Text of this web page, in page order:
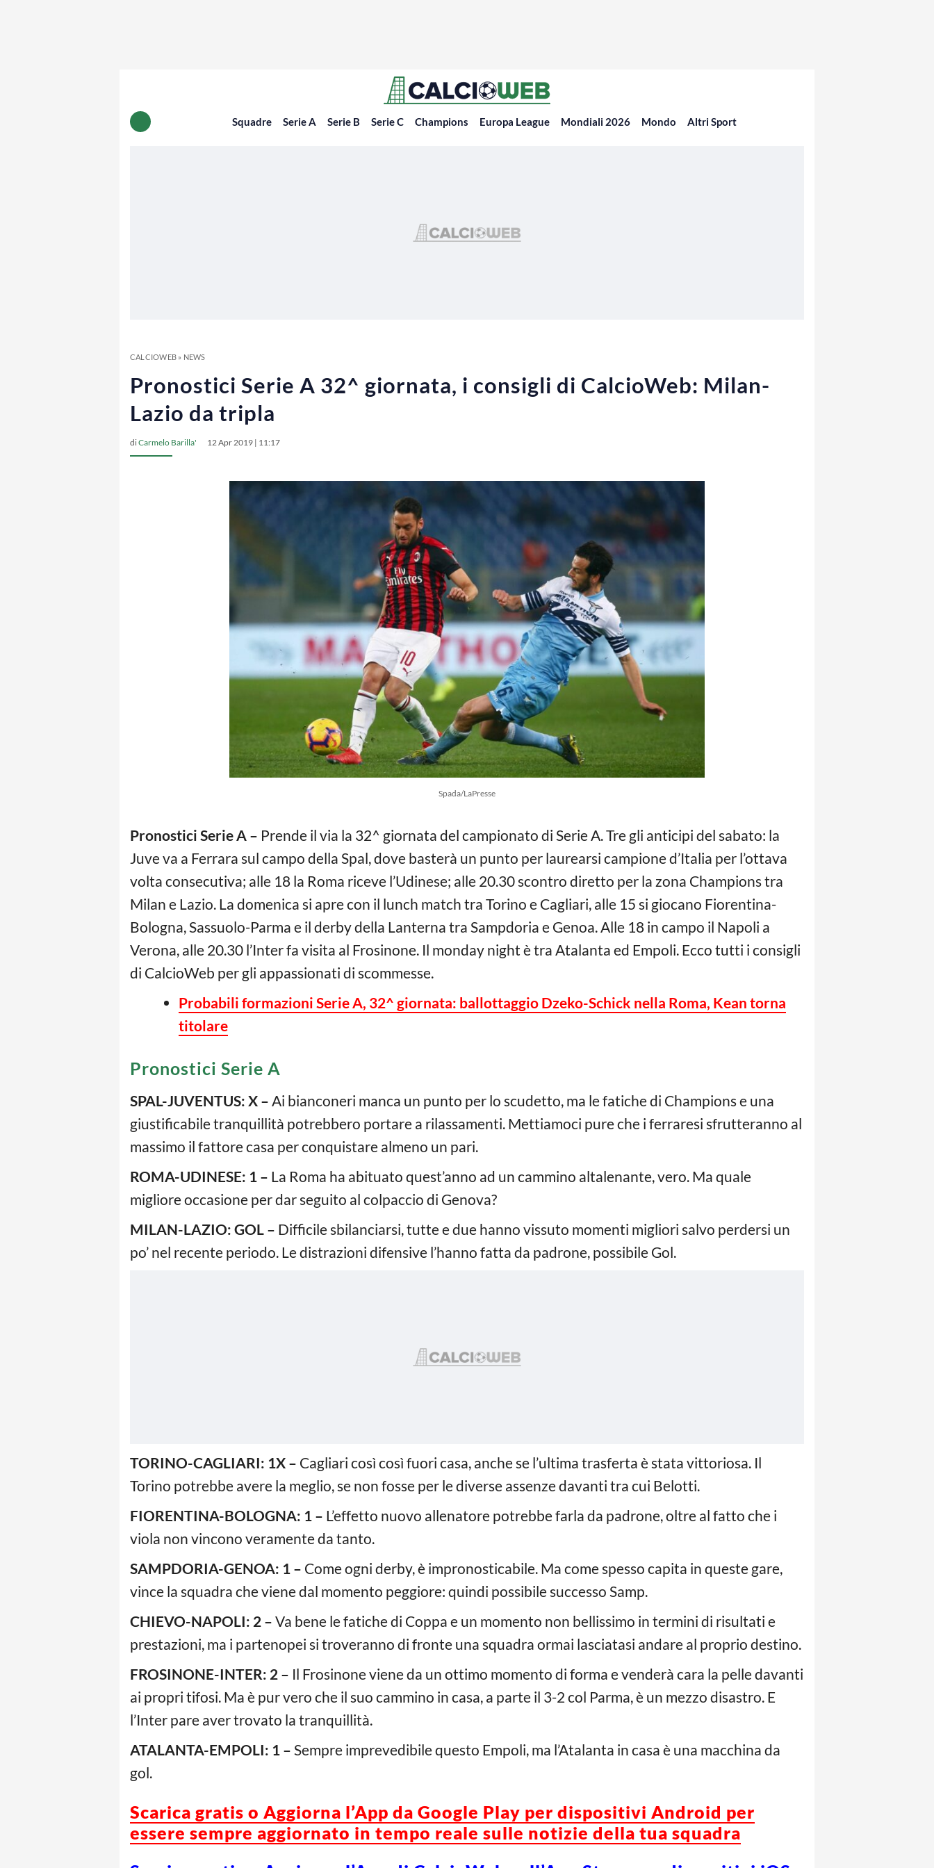
Squadre Serie A Serie B Serie C Champions Europa League Mondiali 2026 Mondo Altri Sport
CALCIOWEB» NEWS
Pronostici Serie A 32^ giornata, i consigli di CalcioWeb: Milan-
Lazio da tripla
diCarmelo Barilla' 12 Apr 2019 | 11:17
Spada/LaPresse
Pronostici Serie A – Prende il via la 32^ giornata del campionato di Serie A. Tre gli anticipi del sabato: la
Juve va a Ferrara sul campo della Spal, dove basterà un punto per laurearsi campione d’Italia per l’ottava
volta consecutiva; alle 18 la Roma riceve l’Udinese; alle 20.30 scontro diretto per la zona Champions tra
Milan e Lazio. La domenica si apre con il lunch match tra Torino e Cagliari, alle 15 si giocano Fiorentina-
Bologna, Sassuolo-Parma e il derby della Lanterna tra Sampdoria e Genoa. Alle 18 in campo il Napoli a
Verona, alle 20.30 l’Inter fa visita al Frosinone. Il monday night è tra Atalanta ed Empoli. Ecco tutti i consigli
di CalcioWeb per gli appassionati di scommesse.
Probabili formazioni Serie A, 32^ giornata: ballottaggio Dzeko-Schick nella Roma, Kean torna
titolare
Pronostici Serie A
SPAL-JUVENTUS: X – Ai bianconeri manca un punto per lo scudetto, ma le fatiche di Champions e una
giustificabile tranquillità potrebbero portare a rilassamenti. Mettiamoci pure che i ferraresi sfrutteranno al
massimo il fattore casa per conquistare almeno un pari.
ROMA-UDINESE: 1 – La Roma ha abituato quest’anno ad un cammino altalenante, vero. Ma quale
migliore occasione per dar seguito al colpaccio di Genova?
MILAN-LAZIO: GOL – Difficile sbilanciarsi, tutte e due hanno vissuto momenti migliori salvo perdersi un
po’ nel recente periodo. Le distrazioni difensive l’hanno fatta da padrone, possibile Gol.
TORINO-CAGLIARI: 1X – Cagliari così così fuori casa, anche se l’ultima trasferta è stata vittoriosa. Il
Torino potrebbe avere la meglio, se non fosse per le diverse assenze davanti tra cui Belotti.
FIORENTINA-BOLOGNA: 1 – L’effetto nuovo allenatore potrebbe farla da padrone, oltre al fatto che i
viola non vincono veramente da tanto.
SAMPDORIA-GENOA: 1 – Come ogni derby, è impronosticabile. Ma come spesso capita in queste gare,
vince la squadra che viene dal momento peggiore: quindi possibile successo Samp.
CHIEVO-NAPOLI: 2 – Va bene le fatiche di Coppa e un momento non bellissimo in termini di risultati e
prestazioni, ma i partenopei si troveranno di fronte una squadra ormai lasciatasi andare al proprio destino.
FROSINONE-INTER: 2 – Il Frosinone viene da un ottimo momento di forma e venderà cara la pelle davanti
ai propri tifosi. Ma è pur vero che il suo cammino in casa, a parte il 3-2 col Parma, è un mezzo disastro. E
l’Inter pare aver trovato la tranquillità.
ATALANTA-EMPOLI: 1 – Sempre imprevedibile questo Empoli, ma l’Atalanta in casa è una macchina da
gol.
Scarica gratis o Aggiorna l’App da Google Play per dispositivi Android per
essere sempre aggiornato in tempo reale sulle notizie della tua squadra